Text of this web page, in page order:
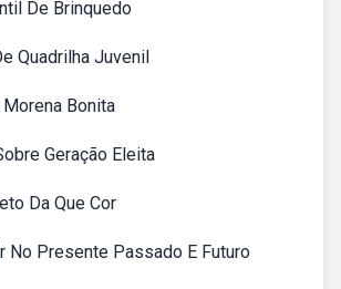
De Brinquedo
Quadrilha Juvenil
Bonita
Geração Eleita
Da Que Cor
No Presente Passado E Futuro